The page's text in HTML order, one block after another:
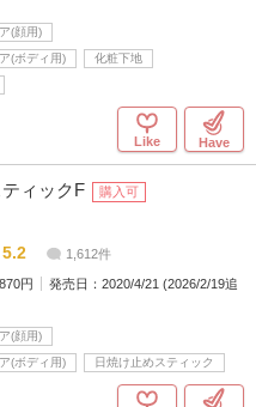
(顔用)
(ボディ用)
化粧下地
Like Have
ィックF 購入可
5.2 1,612件
円 発売日： 2020/4/21 (2026/2/19追
(顔用)
(ボディ用)
日焼け止めスティック